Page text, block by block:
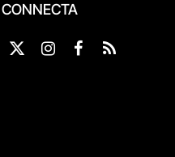
CONNECTA
X
Instagram
Facebook
RSS